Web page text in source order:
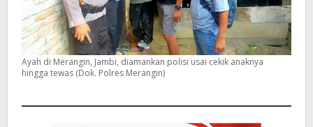
Ayah di Merangin, Jambi, diamankan polisi usai cekik anaknya
hingga tewas (Dok. Polres Merangin)